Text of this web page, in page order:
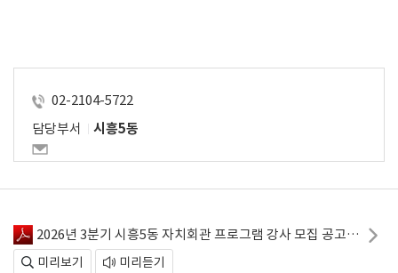
02-2104-5722
담당부서
시흥5동
2026년 3분기 시흥5동 자치회관 프로그램 강사 모집 공고.pdf
미리보기 미리듣기